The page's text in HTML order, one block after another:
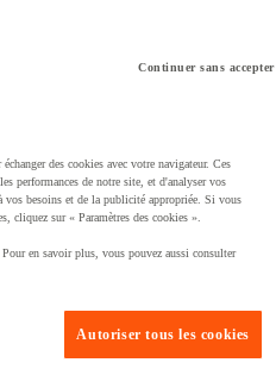
Continuer sans accepter
des cookies avec votre navigateur. Ces
performances de notre site, et d'analyser vos
vos besoins et de la publicité appropriée. Si vous
cliquez sur « Paramètres des cookies ».
en savoir plus, vous pouvez aussi consulter
Autoriser tous les cookies